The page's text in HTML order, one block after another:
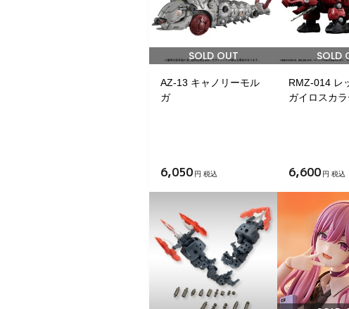
SOLD OUT
AZ-13 キャノリーモル
ガ
6,050 円 税込
SOLD
RMZ-014 レ
ガイロスカラ
6,600 円 税込